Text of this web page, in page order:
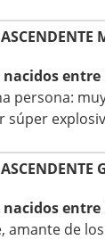
nacidos entre
persona:
súper
nacidos entre
amante de